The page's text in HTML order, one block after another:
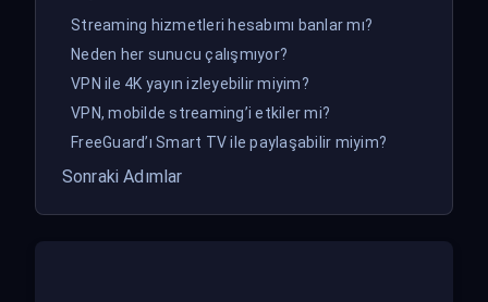
Streaming hizmetleri hesabımı banlar mı?
Neden her sunucu çalışmıyor?
VPN ile 4K yayın izleyebilir miyim?
VPN, mobilde streaming’i etkiler mi?
FreeGuard’ı Smart TV ile paylaşabilir miyim?
Sonraki Adımlar